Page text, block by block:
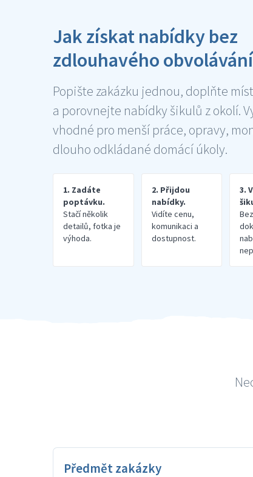
Jak získat nabídky bez
zdlouhavého obvolávání
Popište zakázku jednou, doplňte
a porovnejte nabídky šikulů z okolí.
vhodné pro menší práce, opravy,
dlouho odkládané domácí úkoly.
1. Zadáte
poptávku.
Stačí několik
detailů, fotka je
výhoda.
2. Přijdou
nabídky.
Vidíte cenu,
komunikaci a
dostupnost.
3.
Předmět zakázky